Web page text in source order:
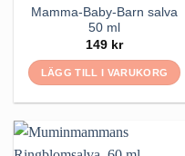
Mamma-Baby-Barn salva
50 ml
149 kr
LÄGG TILL I VARUKORG